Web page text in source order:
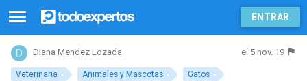
ENTRAR
Veterinaria Animales y Mascotas Gatos
Diana Mendez Lozada el 5 nov. 19